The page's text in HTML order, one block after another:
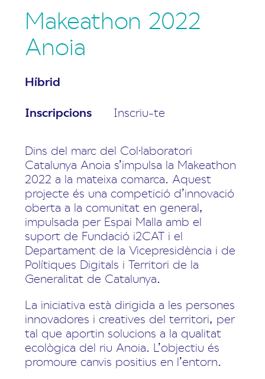
Makeathon 2022
Anoia
Híbrid
Inscripcions
Inscriu-te
Dins del marc del Col·laboratori
Catalunya Anoia s’impulsa la Makeathon
2022 a la mateixa comarca. Aquest
projecte és una competició d’innovació
oberta a la comunitat en general,
impulsada per Espai Malla amb el
suport de Fundació i2CAT i el
Departament de la Vicepresidència i de
Polítiques Digitals i Territori de la
Generalitat de Catalunya.
La iniciativa està dirigida a les persones
innovadores i creatives del territori, per
tal que aportin solucions a la qualitat
ecològica del riu Anoia. L’objectiu és
promoure canvis positius en l’entorn.